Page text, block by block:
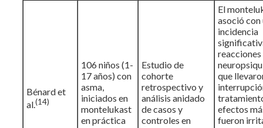
Bénard et
al.(14)
106 niños (1-
17 años) con
asma,
iniciados en
montelukast
en práctica
Estudio de
cohorte
retrospectivo y
análisis anidado
de casos y
controles en
El
asoció con
incidencia
reacciones
que
efectos
fueron